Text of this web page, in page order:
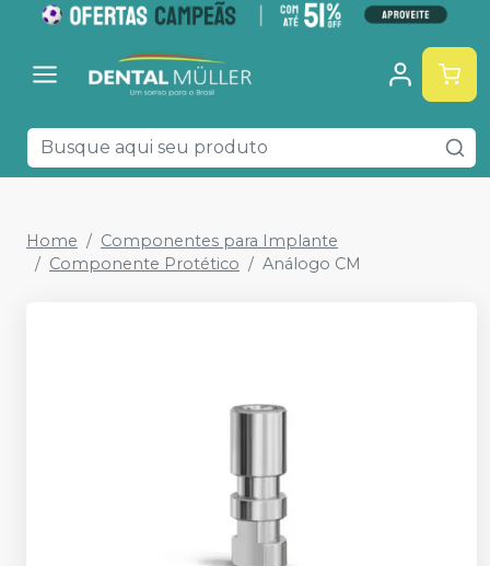
Home
Componentes para Implante
Componente Protético
Análogo CM